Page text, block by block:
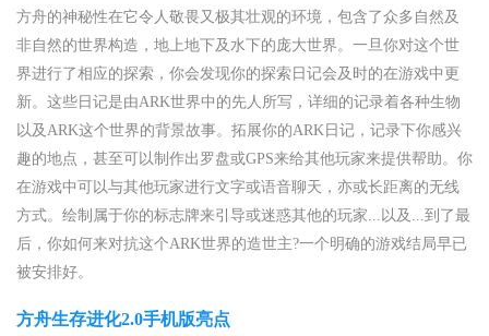
方舟的神秘性在它令人敬畏又极其壮观的环境，包含了众多自然及
非自然的世界构造，地上地下及水下的庞大世界。一旦你对这个世
界进行了相应的探索，你会发现你的探索日记会及时的在游戏中更
新。这些日记是由ARK世界中的先人所写，详细的记录着各种生物
以及ARK这个世界的背景故事。拓展你的ARK日记，记录下你感兴
趣的地点，甚至可以制作出罗盘或GPS来给其他玩家来提供帮助。你
在游戏中可以与其他玩家进行文字或语音聊天，亦或长距离的无线
方式。绘制属于你的标志牌来引导或迷惑其他的玩家...以及...到了最
后，你如何来对抗这个ARK世界的造世主?一个明确的游戏结局早已
被安排好。
方舟生存进化2.0手机版亮点